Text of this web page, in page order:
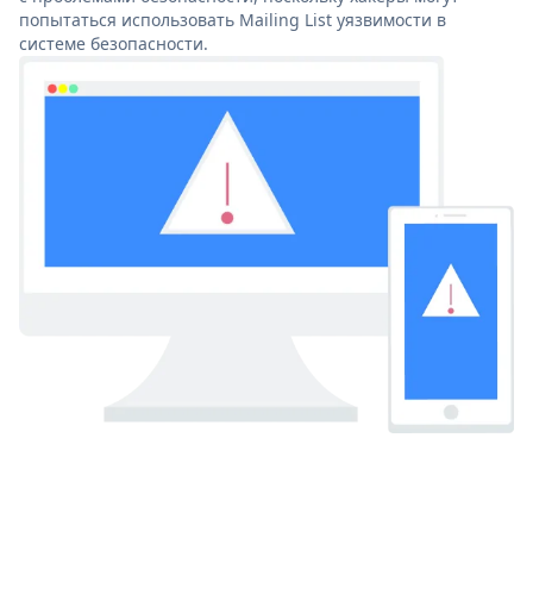
попытаться использовать Mailing List уязвимости в
системе безопасности.